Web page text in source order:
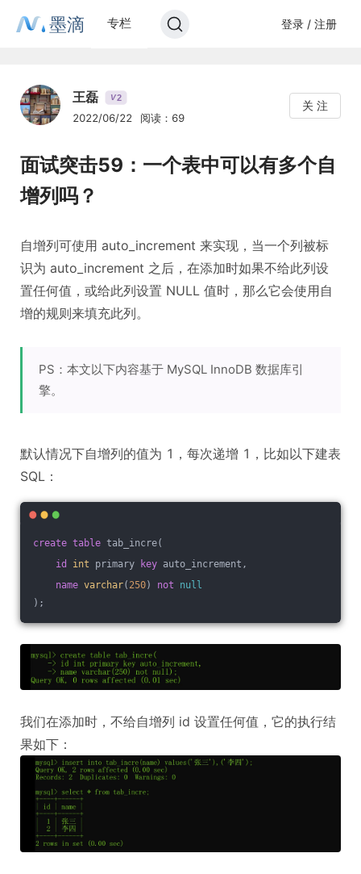
墨滴 专栏 登录 / 注册
王磊 V2
2022/06/22 阅读：69
关 注
面试突击59：一个表中可以有多个自
增列吗？
自增列可使用 auto_increment 来实现，当一个列被标
识为 auto_increment 之后，在添加时如果不给此列设
置任何值，或给此列设置 NULL 值时，那么它会使用自
增的规则来填充此列。
PS：本文以下内容基于 MySQL InnoDB 数据库引
擎。
默认情况下自增列的值为 1，每次递增 1，比如以下建表
SQL：
create table tab_incre(
id
int primary key auto_increment,
name varchar( 250) not
null
);
我们在添加时，不给自增列 id 设置任何值，它的执行结
果如下：